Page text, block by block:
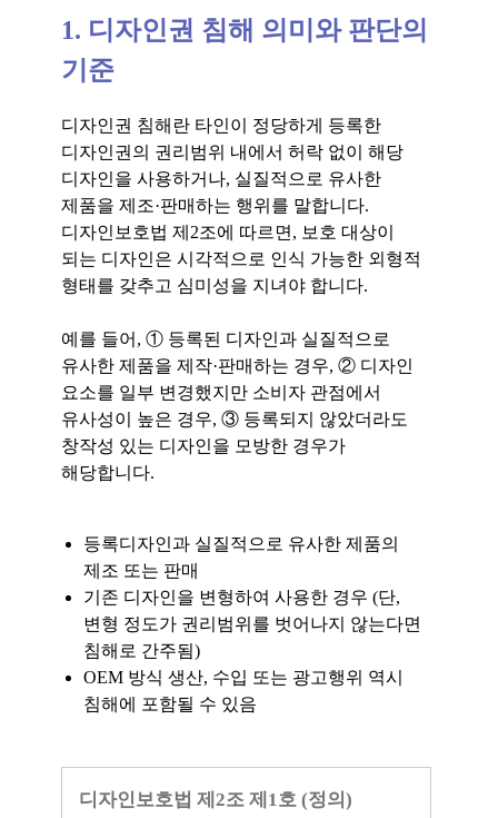
1. 디자인권 침해 의미와 판단의
기준
디자인권 침해란 타인이 정당하게 등록한
디자인권의 권리범위 내에서 허락 없이 해당
디자인을 사용하거나, 실질적으로 유사한
제품을 제조·판매하는 행위를 말합니다.
디자인보호법 제2조에 따르면, 보호 대상이
되는 디자인은 시각적으로 인식 가능한 외형적
형태를 갖추고 심미성을 지녀야 합니다.
예를 들어, ① 등록된 디자인과 실질적으로
유사한 제품을 제작·판매하는 경우, ② 디자인
요소를 일부 변경했지만 소비자 관점에서
유사성이 높은 경우, ③ 등록되지 않았더라도
창작성 있는 디자인을 모방한 경우가
해당합니다.
등록디자인과 실질적으로 유사한 제품의
제조 또는 판매
기존 디자인을 변형하여 사용한 경우 (단,
변형 정도가 권리범위를 벗어나지 않는다면
침해로 간주됨)
OEM 방식 생산, 수입 또는 광고행위 역시
침해에 포함될 수 있음
디자인보호법 제2조 제1호 (정의)